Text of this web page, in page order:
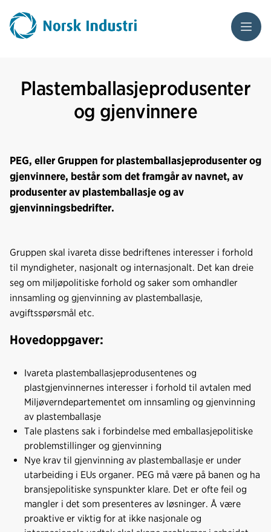
Meny
Plastemballasjeprodusenter
og gjenvinnere
PEG, eller Gruppen for plastemballasjeprodusenter og
gjenvinnere, består som det framgår av navnet, av
produsenter av plastemballasje og av
gjenvinningsbedrifter.
Gruppen skal ivareta disse bedriftenes interesser i forhold
til myndigheter, nasjonalt og internasjonalt. Det kan dreie
seg om miljøpolitiske forhold og saker som omhandler
innsamling og gjenvinning av plastemballasje,
avgiftsspørsmål etc.
Hovedoppgaver:
Ivareta plastemballasjeprodusentenes og
plastgjenvinnernes interesser i forhold til avtalen med
Miljøverndepartementet om innsamling og gjenvinning
av plastemballasje
Tale plastens sak i forbindelse med emballasjepolitiske
problemstillinger og gjenvinning
Nye krav til gjenvinning av plastemballasje er under
utarbeiding i EUs organer. PEG må være på banen og ha
bransjepolitiske synspunkter klare. Det er ofte feil og
mangler i det som presenteres av løsninger. Å være
proaktive er viktig for at ikke nasjonale og